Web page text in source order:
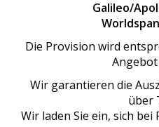
Galileo/
Die Provision wird
Wir garantieren die
über
Wir laden Sie ein, sich bei